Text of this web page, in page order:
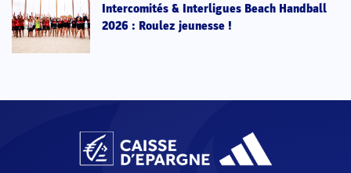
Intercomités & Interligues Beach Handball
2026 : Roulez jeunesse !